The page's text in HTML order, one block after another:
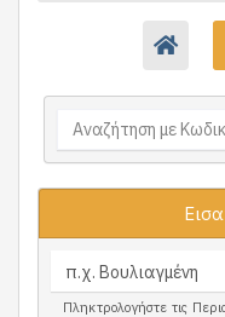
Πληκτρολογήστε τις